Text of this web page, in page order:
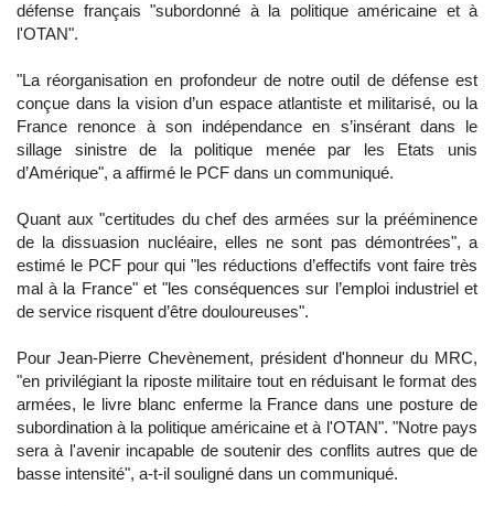
défense français "subordonné à la politique américaine et à
l'OTAN".
"La réorganisation en profondeur de notre outil de défense est
conçue dans la vision d’un espace atlantiste et militarisé, ou la
France renonce à son indépendance en s’insérant dans le
sillage sinistre de la politique menée par les Etats unis
d’Amérique", a affirmé le PCF dans un communiqué.
Quant aux "certitudes du chef des armées sur la prééminence
de la dissuasion nucléaire, elles ne sont pas démontrées", a
estimé le PCF pour qui "les réductions d’effectifs vont faire très
mal à la France" et "les conséquences sur l’emploi industriel et
de service risquent d’être douloureuses".
Pour Jean-Pierre Chevènement, président d'honneur du MRC,
"en privilégiant la riposte militaire tout en réduisant le format des
armées, le livre blanc enferme la France dans une posture de
subordination à la politique américaine et à l'OTAN". "Notre pays
sera à l'avenir incapable de soutenir des conflits autres que de
basse intensité", a-t-il souligné dans un communiqué.